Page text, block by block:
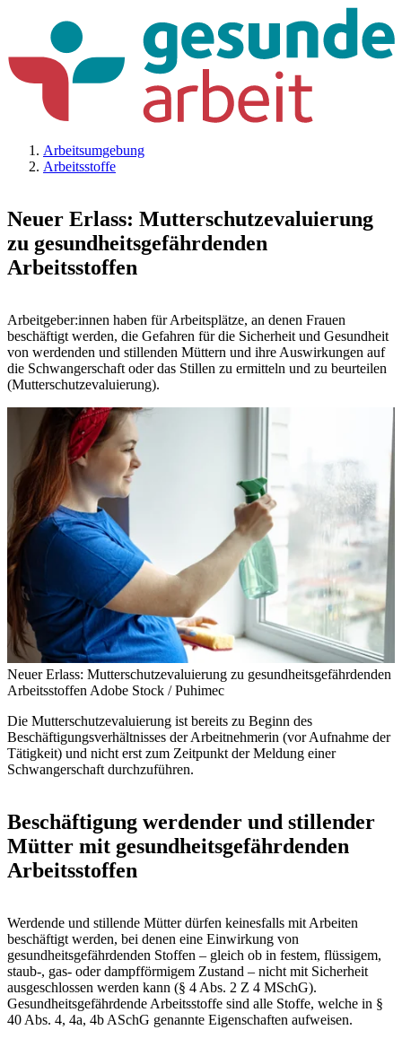
Arbeitsumgebung
Arbeitsstoffe
Neuer Erlass: Mutterschutzevaluierung
zu gesundheitsgefährdenden
Arbeitsstoffen
Arbeitgeber:innen haben für Arbeitsplätze, an denen Frauen
beschäftigt werden, die Gefahren für die Sicherheit und Gesundheit
von werdenden und stillenden Müttern und ihre Auswirkungen auf
die Schwangerschaft oder das Stillen zu ermitteln und zu beurteilen
(Mutterschutzevaluierung).
Neuer Erlass: Mutterschutzevaluierung zu gesundheitsgefährdenden
Arbeitsstoffen Adobe Stock / Puhimec
Die Mutterschutzevaluierung ist bereits zu Beginn des
Beschäftigungsverhältnisses der Arbeitnehmerin (vor Aufnahme der
Tätigkeit) und nicht erst zum Zeitpunkt der Meldung einer
Schwangerschaft durchzuführen.
Beschäftigung werdender und stillender
Mütter mit gesundheitsgefährdenden
Arbeitsstoffen
Werdende und stillende Mütter dürfen keinesfalls mit Arbeiten
beschäftigt werden, bei denen eine Einwirkung von
gesundheitsgefährdenden Stoffen – gleich ob in festem, flüssigem,
staub-, gas- oder dampfförmigem Zustand – nicht mit Sicherheit
ausgeschlossen werden kann (§ 4 Abs. 2 Z 4 MSchG).
Gesundheitsgefährdende Arbeitsstoffe sind alle Stoffe, welche in §
40 Abs. 4, 4a, 4b ASchG genannte Eigenschaften aufweisen.